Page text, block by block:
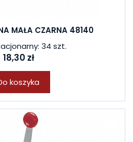
MAŁA CZARNA 48140
34 szt.
18,30 zł
koszyka